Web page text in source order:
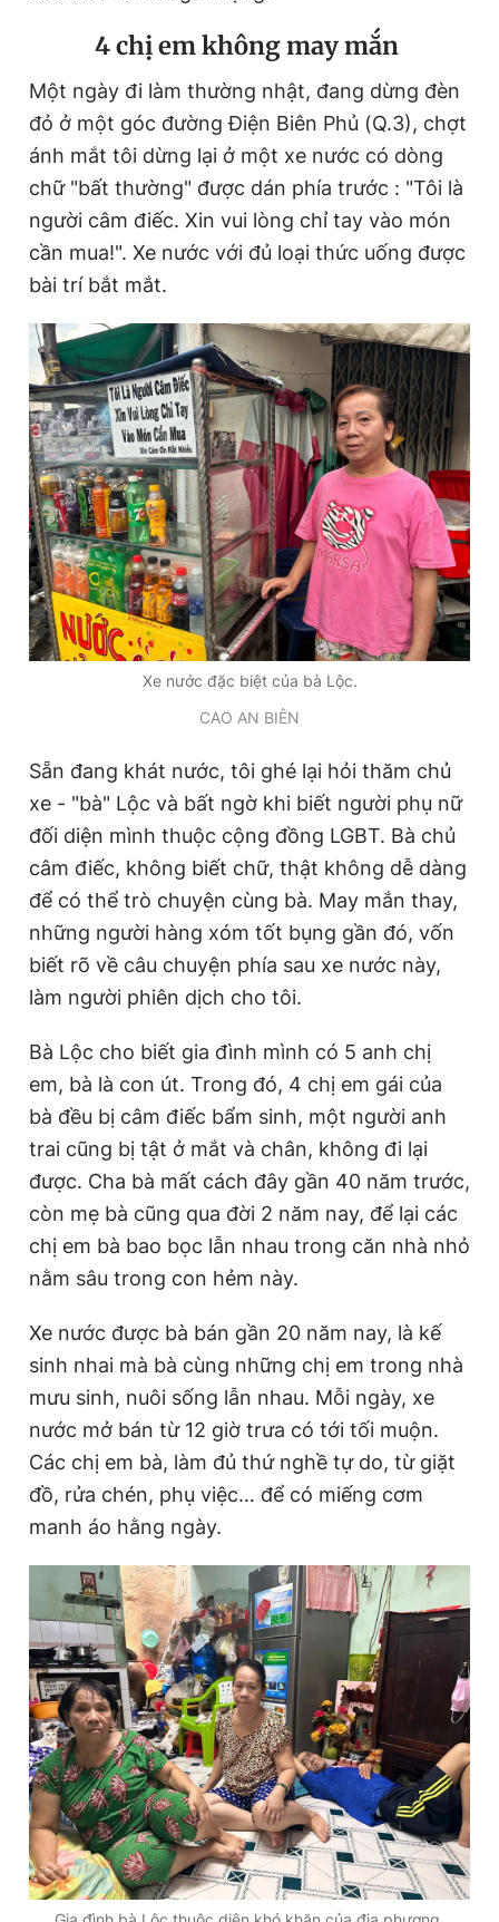
Theo dõi báo trên
Hotline
0906 645 777
Liên hệ quảng cáo
0908 780 404
Đặt báo Quảng cáo
Tổng biên tập: Nguyễn Ngọc Toàn
Phó tổng biên tập thường trực: Hải Thành
Phó tổng biên tập: Lâm Hiếu Dũng
Phó tổng biên tập: Trần Việt Hưng
Tổng thư ký tòa soạn: Đức Trung
Giấy phép xuất bản số 110/GP - BTTTT cấp ngày 24.3.2020
© 2003-2026 Bản quyền thuộc về Báo Thanh Niên. Cấm sao
chép dưới mọi hình thức nếu không có sự chấp thuận bằng văn
bản. Phát triển bởi ePi Technologies, JSC.
4 chị em không may mắn
Một ngày đi làm thường nhật, đang dừng đèn
đỏ ở một góc đường Điện Biên Phủ (Q.3), chợt
ánh mắt tôi dừng lại ở một xe nước có dòng
chữ "bất thường" được dán phía trước : "Tôi là
người câm điếc. Xin vui lòng chỉ tay vào món
cần mua!". Xe nước với đủ loại thức uống được
bài trí bắt mắt.
Xe nước đặc biệt của bà Lộc.
CAO AN BIÊN
Sẵn đang khát nước, tôi ghé lại hỏi thăm chủ
xe - "bà" Lộc và bất ngờ khi biết người phụ nữ
đối diện mình thuộc cộng đồng LGBT. Bà chủ
câm điếc, không biết chữ, thật không dễ dàng
để có thể trò chuyện cùng bà. May mắn thay,
những người hàng xóm tốt bụng gần đó, vốn
biết rõ về câu chuyện phía sau xe nước này,
làm người phiên dịch cho tôi.
Bà Lộc cho biết gia đình mình có 5 anh chị
em, bà là con út. Trong đó, 4 chị em gái của
bà đều bị câm điếc bẩm sinh, một người anh
trai cũng bị tật ở mắt và chân, không đi lại
được. Cha bà mất cách đây gần 40 năm trước,
còn mẹ bà cũng qua đời 2 năm nay, để lại các
chị em bà bao bọc lẫn nhau trong căn nhà nhỏ
nằm sâu trong con hẻm này.
Xe nước được bà bán gần 20 năm nay, là kế
sinh nhai mà bà cùng những chị em trong nhà
mưu sinh, nuôi sống lẫn nhau. Mỗi ngày, xe
nước mở bán từ 12 giờ trưa có tới tối muộn.
Các chị em bà, làm đủ thứ nghề tự do, từ giặt
đồ, rửa chén, phụ việc… để có miếng cơm
manh áo hằng ngày.